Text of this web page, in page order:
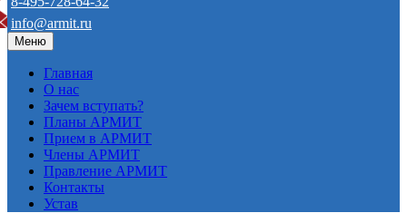
info@armit.ru
Меню
Главная
О нас
Зачем вступать?
Планы АРМИТ
Прием в АРМИТ
Члены АРМИТ
Правление АРМИТ
Контакты
Устав